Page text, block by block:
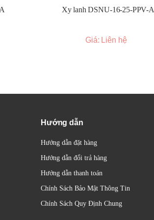
Xy lanh DSNU-16-25-PPV-A
Giá: Liên hệ
Hướng dẫn
Hướng dẫn đặt hàng
Hướng dẫn đổi trả hàng
Hướng dẫn thanh toán
Chính Sách Bảo Mật Thông Tin
Chính Sách Quy Định Chung